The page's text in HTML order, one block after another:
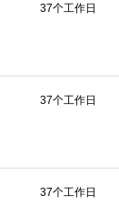
37个工作日
37个工作日
37个工作日